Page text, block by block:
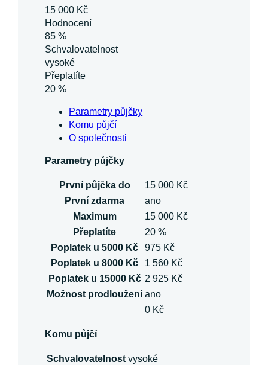
15 000 Kč
Hodnocení
85 %
Schvalovatelnost
vysoké
Přeplatíte
20 %
Parametry půjčky
Komu půjčí
O společnosti
Parametry půjčky
První půjčka do
15 000 Kč
První zdarma
ano
Maximum
15 000 Kč
Přeplatíte
20 %
Poplatek u 5000 Kč
975 Kč
Poplatek u 8000 Kč
1 560 Kč
Poplatek u 15000 Kč 2 925 Kč
Možnost prodloužení ano
0 Kč
Komu půjčí
Schvalovatelnost vysoké